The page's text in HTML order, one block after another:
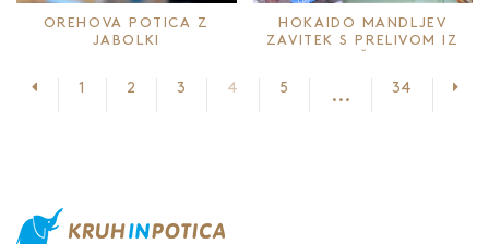
OREHOVA POTICA Z
JABOLKI
HOKAIDO MANDLJEV
ZAVITEK S PRELIVOM IZ
Prejšnja stran
1 2 3 4 5 ... 34